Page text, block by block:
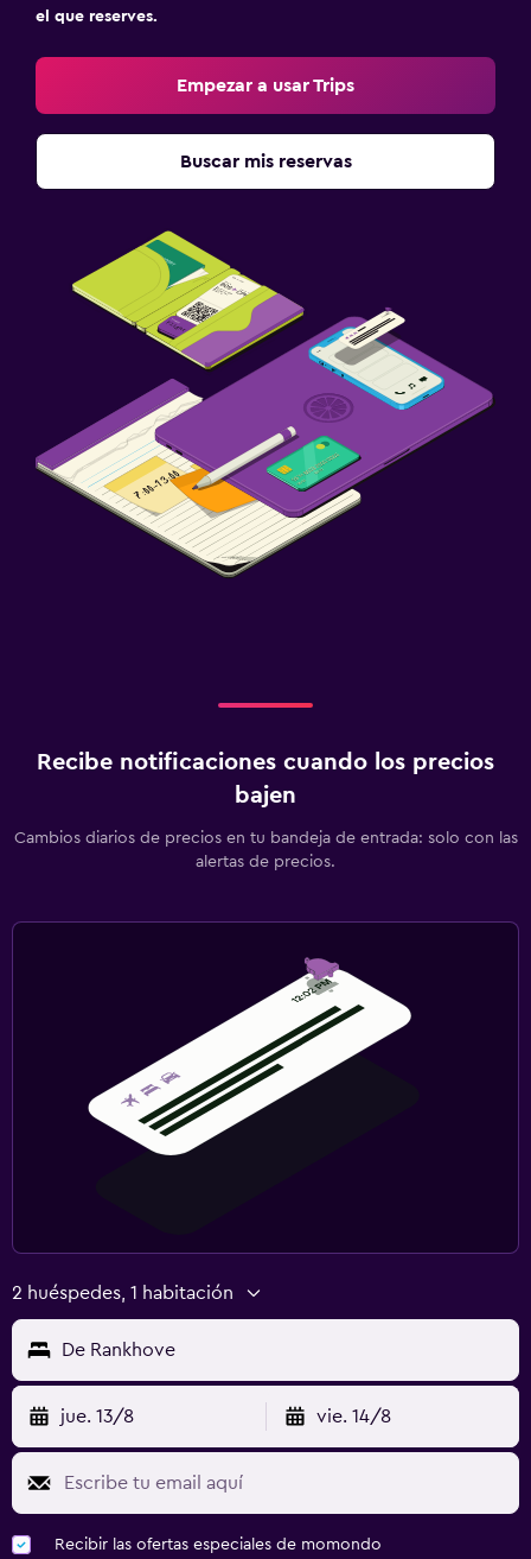
Zona de trabajo
Ideal para familias
Cuna/cama nido disponibles
el que reserves.
Empezar a usar Trips
Buscar mis reservas
Recibe notificaciones cuando los precios
bajen
Cambios diarios de precios en tu bandeja de entrada: solo con las
alertas de precios.
2 huéspedes, 1 habitación
De Rankhove
jue. 13/8 vie. 14/8
Recibir las ofertas especiales de momondo